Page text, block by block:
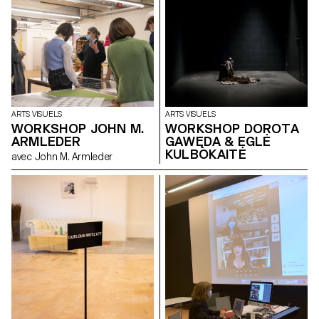
ARTS VISUELS
WORKSHOP JOHN M.
ARMLEDER
avec John M. Armleder
ARTS VISUELS
WORKSHOP DOROTA
GAWĘDA & EGLĖ
KULBOKAITĖ